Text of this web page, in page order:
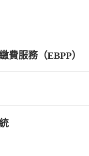
費服務（EBPP）